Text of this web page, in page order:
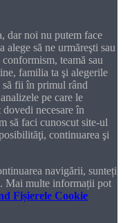
dar noi nu putem face
alege să ne urmăreşti sau
teamă sau
familia ta şi alegerile
să fii în primul rând
pe care le
necesare în
să faci cunoscut site-ul
continuarea şi
navigării, sunteți
Mai multe informații pot
Fișierele Cookie